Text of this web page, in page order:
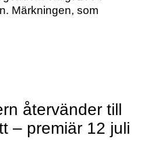
Märkningen, som
återvänder till
– premiär 12 juli